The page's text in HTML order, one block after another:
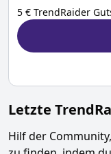
5 € TrendRaider
Letzte
Hilf der